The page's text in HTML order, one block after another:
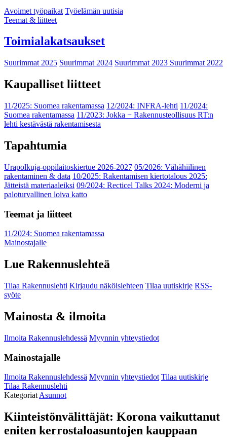
Avoimet työpaikat Työelämän uutisia
Teemat & liitteet
Toimialakatsaukset
Suurimmat 2025 Suurimmat 2024 Suurimmat 2023 Suurimmat 2022
Kaupalliset liitteet
11/2025: Suomea rakentamassa 12/2024: INFRA-lehti 11/2024:
Suomea rakentamassa 11/2023: Jokka − Rakennusteollisuus RT:n
lehti kestävästä rakentamisesta
Tapahtumia
Urapolkuja-oppilaitoskiertue 2026-2027 05/2026: Vähähiilinen
rakentaminen & data 10/2025: Rakentamisen kiertotalous 2025:
Jätteistä materiaaleiksi 09/2024: Recticel Talks 2024: Moderni ja
paloturvallinen loiva katto
Teemat ja liitteet
11/2024: Suomea rakentamassa
Mainostajalle
Lue Rakennuslehteä
Tilaa Rakennuslehti Kirjaudu näköislehteen Tilaa uutiskirje RSS-
syöte
Mainosta & ilmoita
Ilmoita Rakennuslehdessä Myynnin yhteystiedot
Mainostajalle
Ilmoita Rakennuslehdessä Myynnin yhteystiedot Tilaa uutiskirje
Tilaa Rakennuslehti
KategoriatAsunnot
Kiinteistönvälittäjät: Korona vaikuttanut
eniten kerrostaloasuntojen kauppaan